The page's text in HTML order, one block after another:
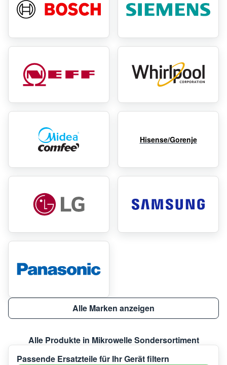
Hisense/Gorenje
Alle Marken anzeigen
Alle Produkte in Mikrowelle Sondersortiment
Passende Ersatzteile für Ihr Gerät filtern